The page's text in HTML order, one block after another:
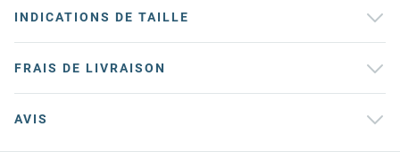
INDICATIONS DE TAILLE
FRAIS DE LIVRAISON
AVIS